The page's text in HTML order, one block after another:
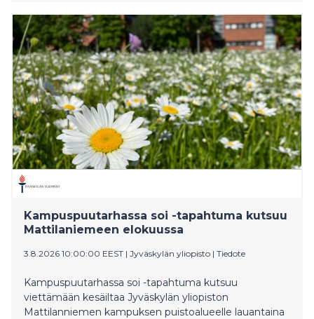
Kampuspuutarhassa soi -tapahtuma kutsuu
Mattilaniemeen elokuussa
3.8.2026 10:00:00 EEST | Jyväskylän yliopisto | Tiedote
Kampuspuutarhassa soi -tapahtuma kutsuu
viettämään kesäiltaa Jyväskylän yliopiston
Mattilanniemen kampuksen puistoalueelle lauantaina